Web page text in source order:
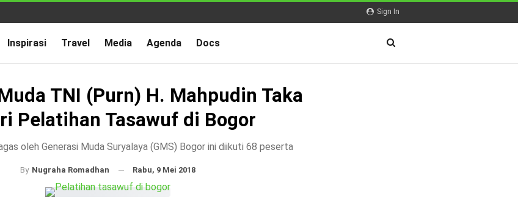
Sign In
Inspirasi Travel Media Agenda Docs
TNI (Purn) H. Mahpudin Taka
Pelatihan Tasawuf di Bogor
oleh Generasi Muda Suryalaya (GMS) Bogor ini diikuti 68 peserta
By Nugraha Romadhan Rabu, 9 Mei 2018